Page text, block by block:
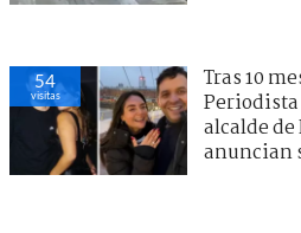
54
visitas
Tras 10
alcalde
anuncian